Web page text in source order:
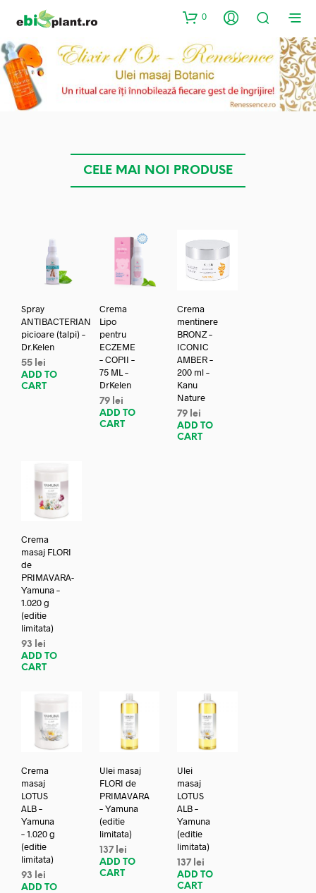
0
CELE MAI NOI PRODUSE
Spray
ANTIBACTERIAN
picioare (talpi) –
Dr.Kelen
55 lei
ADD TO
CART
Crema
Lipo
pentru
ECZEME
– COPII –
75 ML –
DrKelen
79 lei
ADD TO
CART
Crema
mentinere
BRONZ –
ICONIC
AMBER –
200 ml –
Kanu
Nature
79 lei
ADD TO
CART
Crema
masaj FLORI
de
PRIMAVARA-
Yamuna –
1.020 g
(editie
limitata)
93
lei
ADD TO
CART
Crema
masaj
LOTUS
ALB –
Yamuna
– 1.020 g
(editie
limitata)
93
lei
ADD TO
Ulei masaj
FLORI de
PRIMAVARA
– Yamuna
(editie
limitata)
137 lei
ADD TO
CART
Ulei
masaj
LOTUS
ALB –
Yamuna
(editie
limitata)
137 lei
ADD TO
CART